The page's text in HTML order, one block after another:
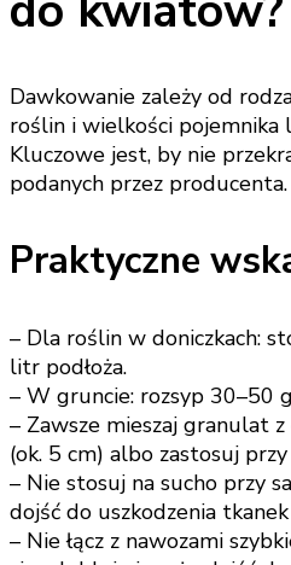
Dawkowanie zależy od
roślin i wielkości
Kluczowe jest, by nie
podanych przez producenta.
Praktyczne
– Dla roślin w doniczkach:
litr podłoża.
– W gruncie: rozsyp 30–50
– Zawsze mieszaj granulat
(ok. 5 cm) albo zastosuj
– Nie stosuj na sucho przy
dojść do uszkodzenia
– Nie łącz z nawozami